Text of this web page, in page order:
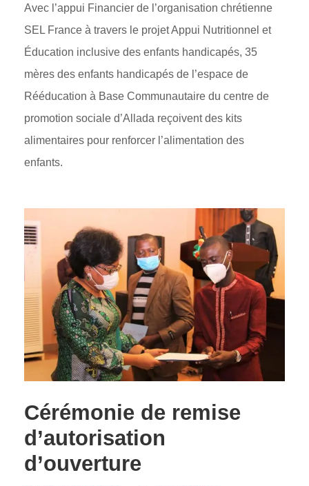
Avec l’appui Financier de l’organisation chrétienne
SEL France à travers le projet Appui Nutritionnel et
Éducation inclusive des enfants handicapés, 35
mères des enfants handicapés de l’espace de
Rééducation à Base Communautaire du centre de
promotion sociale d’Allada reçoivent des kits
alimentaires pour renforcer l’alimentation des
enfants.
Cérémonie de remise
d’autorisation
d’ouverture